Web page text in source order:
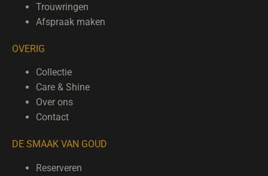
Trouwringen
Afspraak maken
OVERIG
Collectie
Care & Shine
Over ons
Contact
DE SMAAK VAN GOUD
Reserveren